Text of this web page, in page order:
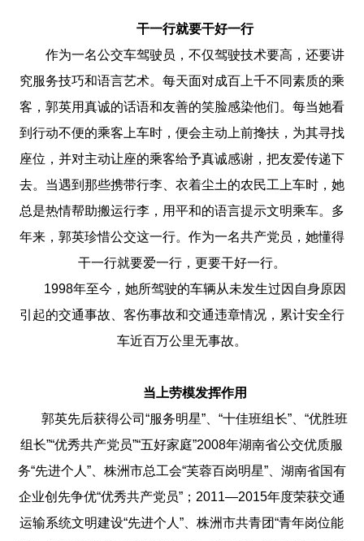
干一行就要干好一行
作为一名公交车驾驶员，不仅驾驶技术要高，还要讲
究服务技巧和语言艺术。每天面对成百上千不同素质的乘
客，郭英用真诚的话语和友善的笑脸感染他们。每当她看
到行动不便的乘客上车时，便会主动上前搀扶，为其寻找
座位，并对主动让座的乘客给予真诚感谢，把友爱传递下
去。当遇到那些携带行李、衣着尘土的农民工上车时，她
总是热情帮助搬运行李，用平和的语言提示文明乘车。多
年来，郭英珍惜公交这一行。作为一名共产党员，她懂得
干一行就要爱一行，更要干好一行。
1998年至今，她所驾驶的车辆从未发生过因自身原因
引起的交通事故、客伤事故和交通违章情况，累计安全行
车近百万公里无事故。
当上劳模发挥作用
郭英先后获得公司“服务明星”、“十佳班组长”、“优胜班
组长”“优秀共产党员”“五好家庭”2008年湖南省公交优质服
务“先进个人”、株洲市总工会“芙蓉百岗明星”、湖南省国有
企业创先争优“优秀共产党员”；2011—2015年度荣获交通
运输系统文明建设“先进个人”、株洲市共青团“青年岗位能